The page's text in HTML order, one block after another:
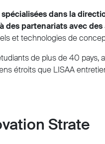
dans la
partenariats avec
et technologies de
de plus de 40
étroits que LISAA
Strate